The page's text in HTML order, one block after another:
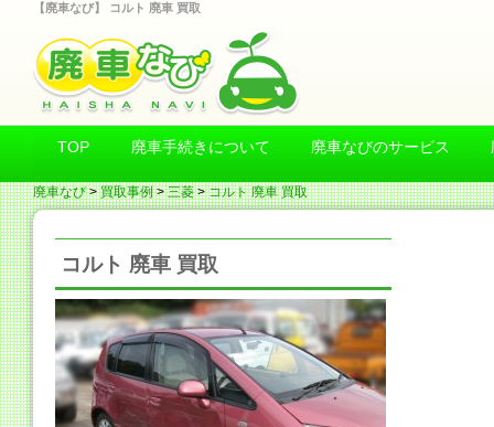
【廃車なび】 コルト 廃車 買取
TOP 廃車手続きについて 廃車なびのサービス
廃車なび>買取事例>三菱>コルト 廃車 買取
コルト 廃車 買取